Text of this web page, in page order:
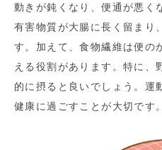
動きが鈍くなり、便通が悪く
有害物質が大腸に長く留まり
す。加えて、食物繊維は便の
える役割があります。特に、
的に摂ると良いでしょう。運
健康に過ごすことが大切です。